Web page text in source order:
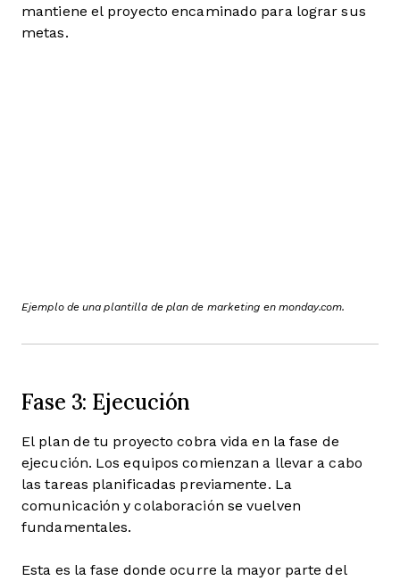
mantiene el proyecto encaminado para lograr sus
metas.
Ejemplo de una plantilla de plan de marketing en monday.com.
Fase 3: Ejecución
El plan de tu proyecto cobra vida en la fase de
ejecución. Los equipos comienzan a llevar a cabo
las tareas planificadas previamente. La
comunicación y colaboración se vuelven
fundamentales.
Esta es la fase donde ocurre la mayor parte del